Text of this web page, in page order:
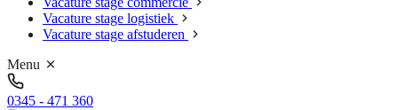
Vacature stage logistiek
Vacature stage afstuderen
Menu
0345 - 471 360